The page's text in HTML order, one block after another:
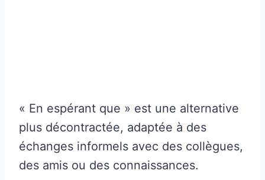
« En espérant que » est une alternative
plus décontractée, adaptée à des
échanges informels avec des collègues,
des amis ou des connaissances.